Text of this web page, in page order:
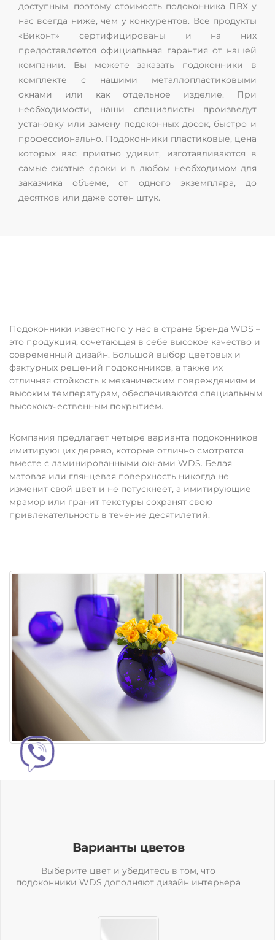
доступным, поэтому стоимость подоконника ПВХ у
нас всегда ниже, чем у конкурентов. Все продукты
«Виконт» сертифицированы и на них
предоставляется официальная гарантия от нашей
компании. Вы можете заказать подоконники в
комплекте с нашими металлопластиковыми
окнами или как отдельное изделие. При
необходимости, наши специалисты произведут
установку или замену подоконных досок, быстро и
профессионально. Подоконники пластиковые, цена
которых вас приятно удивит, изготавливаются в
самые сжатые сроки и в любом необходимом для
заказчика объеме, от одного экземпляра, до
десятков или даже сотен штук.
Подоконники известного у нас в стране бренда WDS –
это продукция, сочетающая в себе высокое качество и
современный дизайн. Большой выбор цветовых и
фактурных решений подоконников, а также их
отличная стойкость к механическим повреждениям и
высоким температурам, обеспечиваются специальным
высококачественным покрытием.
Компания предлагает четыре варианта подоконников
имитирующих дерево, которые отлично смотрятся
вместе с ламинированными окнами WDS. Белая
матовая или глянцевая поверхность никогда не
изменит свой цвет и не потускнеет, а имитирующие
мрамор или гранит текстуры сохранят свою
привлекательность в течение десятилетий.
Варианты цветов
Выберите цвет и убедитесь в том, что
подоконники WDS дополняют дизайн интерьера